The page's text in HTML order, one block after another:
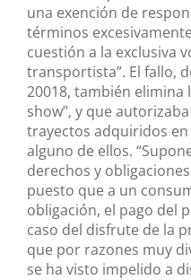
una exención de
términos
cuestión a la exclusiva
transportista”. El fallo,
20018, también elimina
show”, y que
trayectos adquiridos
alguno de ellos.
derechos y
puesto que a un
obligación, el pago del
caso del disfrute de la
que por razones muy
se ha visto impelido a